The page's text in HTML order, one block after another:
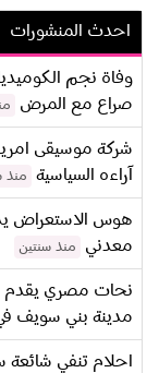
احدث المنشورات
وفاة نجم
صراع مع المرض
شركة موسيقى
آراءه السياسية
منذ
هوس الاستعراض
معدني
منذ سنتين
نحات مصري يقدم
مدينة بني سويف
احلام تنفي شائعة